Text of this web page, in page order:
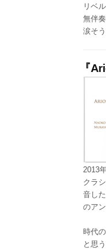
リベ
無伴
涙そ
『
2013
クラ
音し
のア
時代
と思